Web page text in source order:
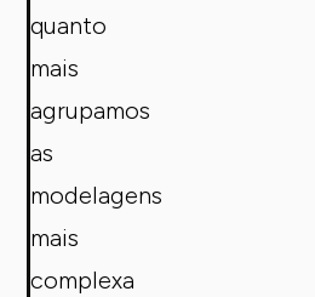
quanto
mais
agrupamos
as
modelagens
mais
complexa